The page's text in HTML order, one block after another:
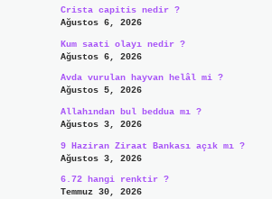
Crista capitis nedir ?
Ağustos 6, 2026
Kum saati olayı nedir ?
Ağustos 6, 2026
Avda vurulan hayvan helâl mi ?
Ağustos 5, 2026
Allahından bul beddua mı ?
Ağustos 3, 2026
9 Haziran Ziraat Bankası açık mı ?
Ağustos 3, 2026
6.72 hangi renktir ?
Temmuz 30, 2026